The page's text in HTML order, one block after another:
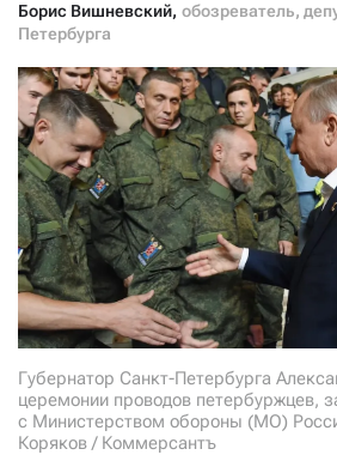
Борис Вишневский, обозреватель,
Петербурга
Губернатор Санкт-Петербурга
церемонии проводов петербуржцев,
с Министерством обороны (МО)
Коряков / Коммерсантъ
Нажимая кнопку «Стать соучастником»,
я принимаю условия и подтверждаю
СТАТЬ
ПОДЕЛИТЬСЯ С
Если у вас есть вопросы, пишите
звоните:
+7 (929) 612-03-68